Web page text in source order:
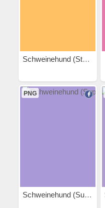
Schweinehund (Stabhochsprung)
PNG
Schweinehund (Superheld)